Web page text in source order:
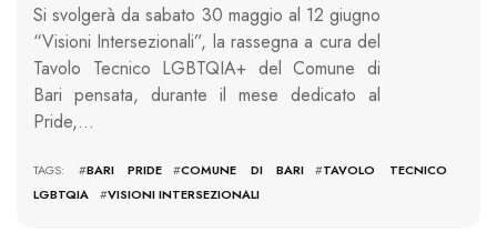
Si svolgerà da sabato 30 maggio al 12 giugno
“Visioni Intersezionali”, la rassegna a cura del
Tavolo Tecnico LGBTQIA+ del Comune di
Bari pensata, durante il mese dedicato al
Pride,…
TAGS: #BARI PRIDE #COMUNE DI BARI #TAVOLO TECNICO
LGBTQIA
#VISIONI INTERSEZIONALI